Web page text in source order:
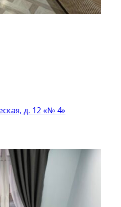
д. 12 «№ 4»